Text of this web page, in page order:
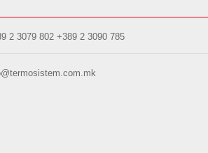
2 3079 802 +389 2 3090 785